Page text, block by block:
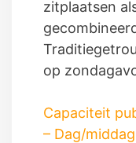
zitplaatsen
op
Capaciteit
– Dag/